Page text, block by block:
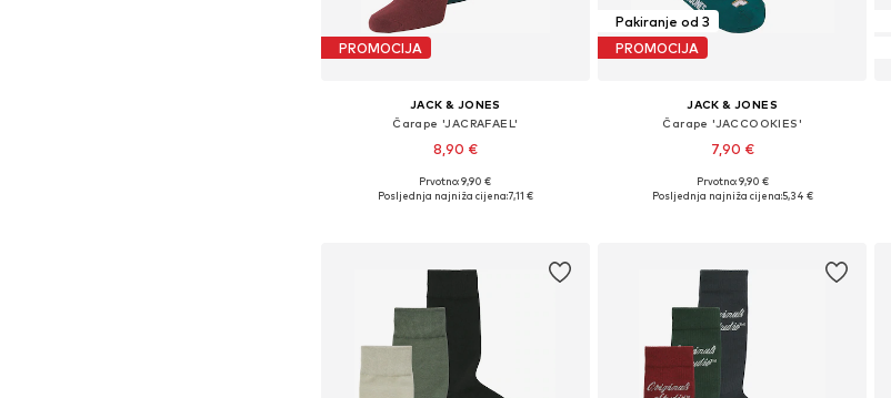
PROMOCIJA
JACK & JONES
Čarape 'JACRAFAEL'
8,90 €
Dostupne veličine: 41-46
Prvotno: 9,90 €
Posljednja najniža cijena:7,11 €
Pakiranje od 3
PROMOCIJA
JACK & JONES
Čarape 'JACCOOKIES'
7,90 €
Dostupne veličine: 41-46
Prvotno: 9,90 €
Posljednja najniža cijena:5,34 €